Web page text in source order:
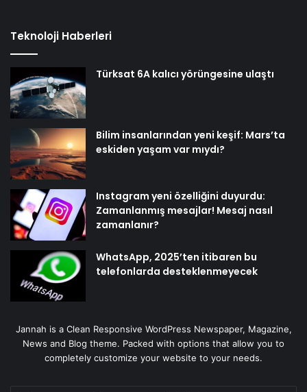
Teknoloji Haberleri
Türksat 6A kalıcı yörüngesine ulaştı
Bilim insanlarından yeni keşif: Mars’ta
eskiden yaşam var mıydı?
Instagram yeni özelliğini duyurdu:
Zamanlanmış mesajlar! Mesaj nasıl
zamanlanır?
WhatsApp, 2025’ten itibaren bu
telefonlarda desteklenmeyecek
Jannah is a Clean Responsive WordPress Newspaper, Magazine,
News and Blog theme. Packed with options that allow you to
completely customize your website to your needs.